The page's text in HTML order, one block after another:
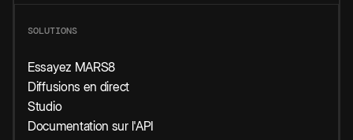
SOLUTIONS
Essayez MARS8
Diffusions en direct
Studio
Documentation sur l'API